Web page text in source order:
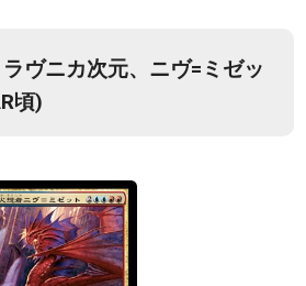
ラヴニカ次元、ニヴ=ミゼッ
頃)